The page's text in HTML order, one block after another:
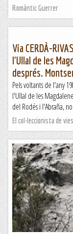
Romàntic Guerrer
Via CERDÀ-
l'Ullal de les
després.
Pels voltants de l'any
l'Ullal de les
del Rodés i l'Abraña,
El col·leccionista de vies